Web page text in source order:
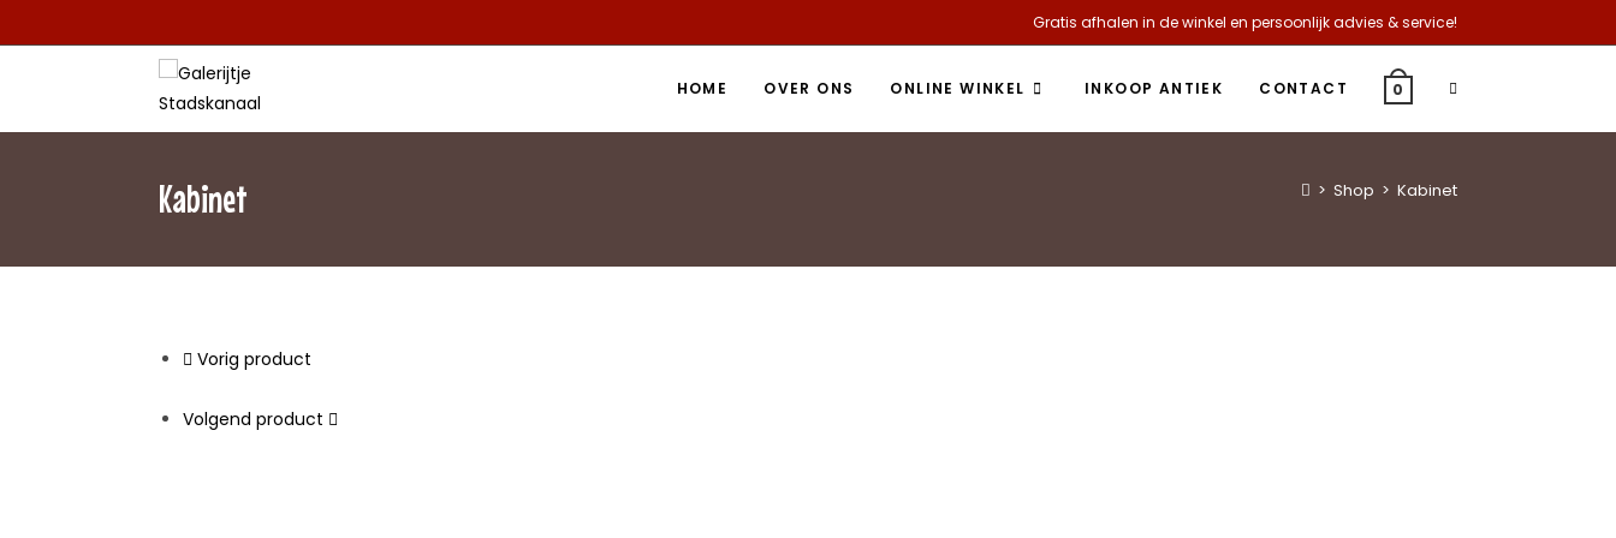
Gratis afhalen in de winkel en persoonlijk advies & service!
HOME OVER ONS ONLINE WINKEL INKOOP ANTIEK CONTACT 0
Kabinet > Shop > Kabinet
Vorig product
Volgend product